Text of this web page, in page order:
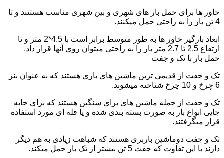
خاور ها برای حمل بار های شهری و بین شهری مناسب هستنند و تا
4 تن بار را به راحتی حمل میکنند.
ابعاد بارگیر خاور ها به طور متوسط برابر است با 4.5*2 متر و تا
ارتفاع 2.5 تا 2.7 متر بار را به راحتی میتوان روی آنها قرار داد.
حمل بار با تک و جفت
تک و جفت از قدیمی ترین ماشین های باری هستند که به عنوان بنز
6 چرخ و 10 چرخ شناخته میشوند.
تک و جفت از جمله ماشین های برای سنگین هستند که برای جابه
جایی انواع بار به صورت بسته بندی شده و یا فله ای مورد استفاده
قرار میگرفتند.
تک و جفت دوماشین باربری هستند که شباهت زیادی به هم دیگر
دارند با این تفاوت که جفت 5 تن بیشتر از تک بار حمل میکند.